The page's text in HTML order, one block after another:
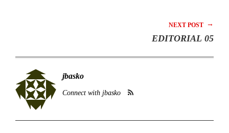
NEXT POST →
EDITORIAL 05
jbasko
Connect with jbasko